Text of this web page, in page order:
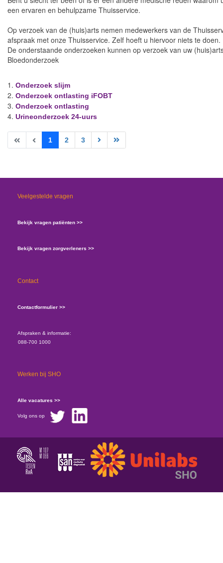
een ervaren en behulpzame Thuisservice.
Op verzoek van de (huis)arts nemen medewerkers van de
afspraak met onze Thuisservice. Zelf hoeft u hiervoor niets te doen.
De onderstaande onderzoeken kunnen op verzoek van uw
Bloedonderzoek
Onderzoek slijm
Onderzoek ontlasting iFOBT
Onderzoek ontlasting
Urineonderzoek 24-uurs
1 2 3
Veelgestelde vragen
Bekijk vragen patiënten >>
Bekijk vragen zorgverleners >>
Contact
Contactformulier >>
Afspraken & informatie:
088-700 1000
Werken bij SHO
Alle vacatures >>
Volg ons op